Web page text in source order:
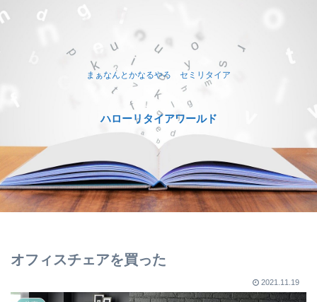
まぁなんとかなるやろ セミリタイア
ハローリタイアワールド
オフィスチェアを買った
2021.11.19